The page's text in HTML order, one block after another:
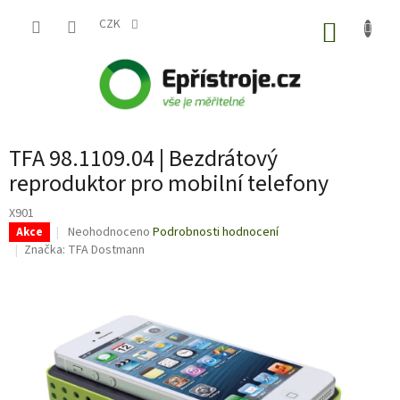
CZK
TFA 98.1109.04 | Bezdrátový
reproduktor pro mobilní telefony
X901
Akce
Průměrné
hodnocení
hvězdiček.
Neohodnoceno Podrobnosti hodnocení
Značka: TFA Dostmann